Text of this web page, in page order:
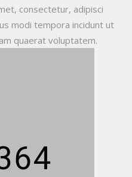
consectetur, adipisci
modi tempora incidunt ut
quaerat voluptatem.